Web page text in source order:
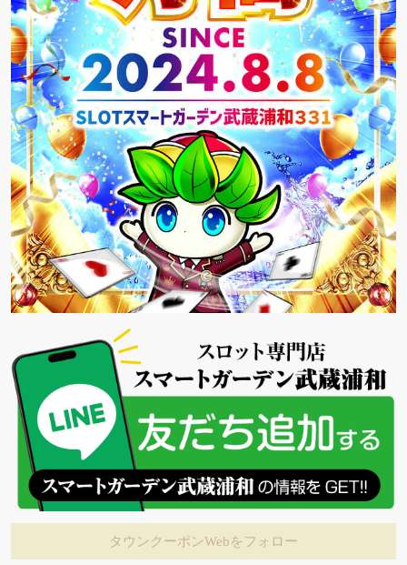
タウンクーポンWebをフォロー